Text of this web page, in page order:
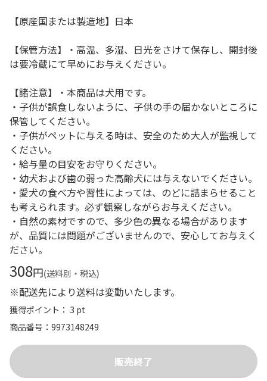
【原産国または製造地】日本
【保管方法】・高温、多湿、日光をさけて保存し、開封後
は要冷蔵にて早めにお与えください。
【諸注意】・本商品は犬用です。
・子供が誤食しないように、子供の手の届かないところに
保管してください。
・子供がペットに与える時は、安全のため大人が監視して
ください。
・給与量の目安をお守りください。
・幼犬および歯の弱った高齢犬には与えないでください。
・愛犬の食べ方や習性によっては、のどに詰まらせること
も考えられます。必ず観察しながらお与えください。
・自然の素材ですので、多少色の異なる場合があります
が、品質には問題がございませんので、安心してお与えく
ださい。
308円(送料別・税込)
※配送先により送料は変動いたします。
獲得ポイント： 3 pt
商品番号
9973148249